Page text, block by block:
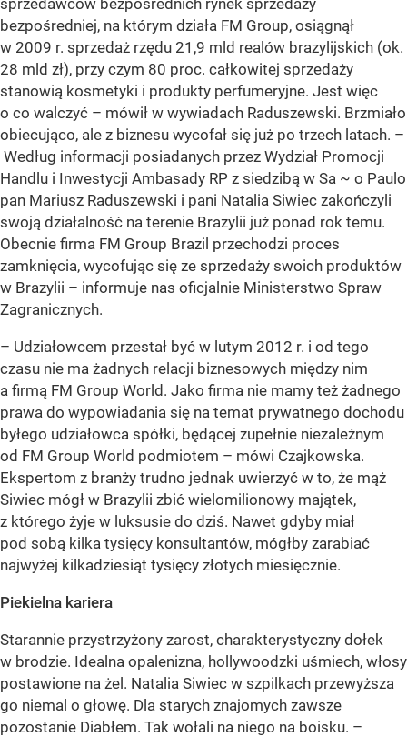
bezpośredniej, na którym działa FM Group, osiągnął
w 2009 r. sprzedaż rzędu 21,9 mld realów brazylijskich (ok.
28 mld zł), przy czym 80 proc. całkowitej sprzedaży
stanowią kosmetyki i produkty perfumeryjne. Jest więc
o co walczyć – mówił w wywiadach Raduszewski. Brzmiało
obiecująco, ale z biznesu wycofał się już po trzech latach. –
Według informacji posiadanych przez Wydział Promocji
Handlu i Inwestycji Ambasady RP z siedzibą w Sa ~ o Paulo
pan Mariusz Raduszewski i pani Natalia Siwiec zakończyli
swoją działalność na terenie Brazylii już ponad rok temu.
Obecnie firma FM Group Brazil przechodzi proces
zamknięcia, wycofując się ze sprzedaży swoich produktów
w Brazylii – informuje nas oficjalnie Ministerstwo Spraw
Zagranicznych.
– Udziałowcem przestał być w lutym 2012 r. i od tego
czasu nie ma żadnych relacji biznesowych między nim
a firmą FM Group World. Jako firma nie mamy też żadnego
prawa do wypowiadania się na temat prywatnego dochodu
byłego udziałowca spółki, będącej zupełnie niezależnym
od FM Group World podmiotem – mówi Czajkowska.
Ekspertom z branży trudno jednak uwierzyć w to, że mąż
Siwiec mógł w Brazylii zbić wielomilionowy majątek,
z którego żyje w luksusie do dziś. Nawet gdyby miał
pod sobą kilka tysięcy konsultantów, mógłby zarabiać
najwyżej kilkadziesiąt tysięcy złotych miesięcznie.
Piekielna kariera
Starannie przystrzyżony zarost, charakterystyczny dołek
w brodzie. Idealna opalenizna, hollywoodzki uśmiech, włosy
postawione na żel. Natalia Siwiec w szpilkach przewyższa
go niemal o głowę. Dla starych znajomych zawsze
pozostanie Diabłem. Tak wołali na niego na boisku. –